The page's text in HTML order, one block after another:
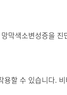
막색소변성증을
할 수 있습니다.